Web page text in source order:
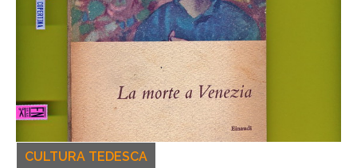
CULTURA TEDESCA